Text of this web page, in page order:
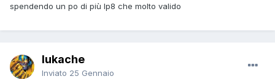
spendendo un po di più lp8 che molto valido
lukache
Inviato 25 Gennaio